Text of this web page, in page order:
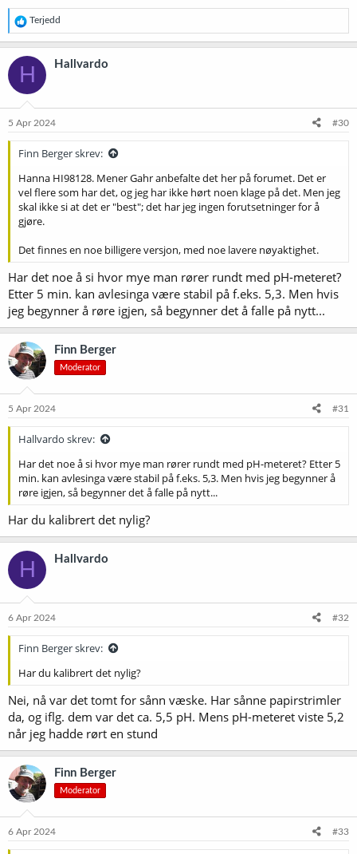
R
e
a
k
o
e
Terjedd
H Hallvardo
5 Apr 2024 #30
Finn Berger skrev:
Hanna HI98128. Mener Gahr anbefalte det her på forumet. Det er
vel flere som har det, og jeg har ikke hørt noen klage på det. Men jeg
skal ikke si at det er "best"; det har jeg ingen forutsetninger for å
gjøre.
Det finnes en noe billigere versjon, med noe lavere nøyaktighet.
Har det noe å si hvor mye man rører rundt med pH-meteret?
Etter 5 min. kan avlesinga være stabil på f.eks. 5,3. Men hvis
jeg begynner å røre igjen, så begynner det å falle på nytt...
Finn Berger
Moderator
5 Apr 2024 #31
Hallvardo skrev:
Har det noe å si hvor mye man rører rundt med pH-meteret? Etter 5
min. kan avlesinga være stabil på f.eks. 5,3. Men hvis jeg begynner å
røre igjen, så begynner det å falle på nytt...
Har du kalibrert det nylig?
H Hallvardo
6 Apr 2024 #32
Finn Berger skrev:
Har du kalibrert det nylig?
Nei, nå var det tomt for sånn væske. Har sånne papirstrimler
da, og iflg. dem var det ca. 5,5 pH. Mens pH-meteret viste 5,2
når jeg hadde rørt en stund
Finn Berger
Moderator
6 Apr 2024 #33